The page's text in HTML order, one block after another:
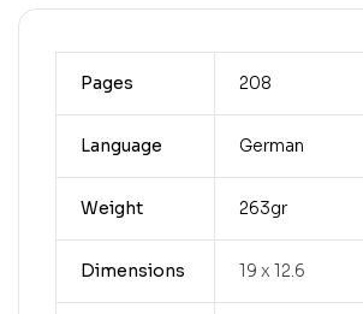
Pages 208
Language German
Weight 263gr
Dimensions 19 x 12.6